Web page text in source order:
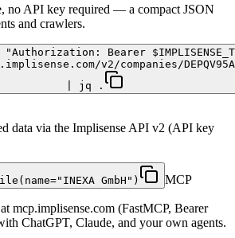
no API key required — a compact JSON
and crawlers.
Bearer
v2/companies/
| jq .
data via the Implisense API v2 (API key
GmbH") MCP
mcp.implisense.com (FastMCP, Bearer
ChatGPT, Claude, and your own agents.